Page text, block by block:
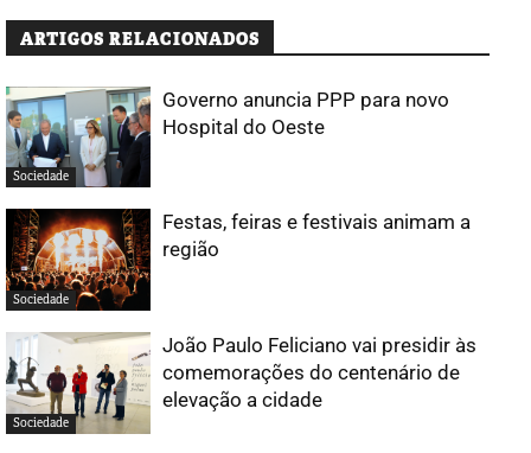
ARTIGOS RELACIONADOS
Sociedade
Governo anuncia PPP para novo
Hospital do Oeste
Sociedade
Festas, feiras e festivais animam a
região
Sociedade
João Paulo Feliciano vai presidir às
comemorações do centenário de
elevação a cidade